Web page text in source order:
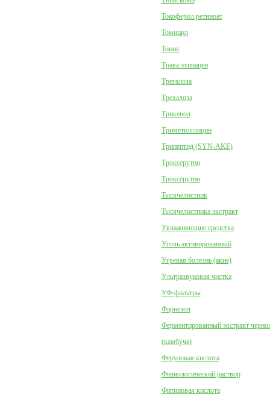
Токоферол ретиноат
Томицид
Тоник
Трава эхинацеи
Трегалоза
Трехалоза
Трикенол
Триметилглицин
Трипептид (SYN-AKE)
Троксерутин
Троксерутин
Тысячелистник
Тысячелистника экстракт
Увлажняющие средства
Уголь активированный
Угревая болезнь (акне)
Ультразвуковая чистка
УФ-фильтры
Фарнезол
Ферментированный экстракт
(камбуча)
Феруловая кислота
Физиологический раствор
Фитиновая кислота